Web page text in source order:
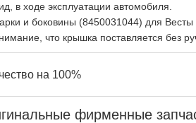
в ходе эксплуатации автомобиля.
и боковины (8450031044) для Весты
что крышка поставляется без
на 100%
фирменные